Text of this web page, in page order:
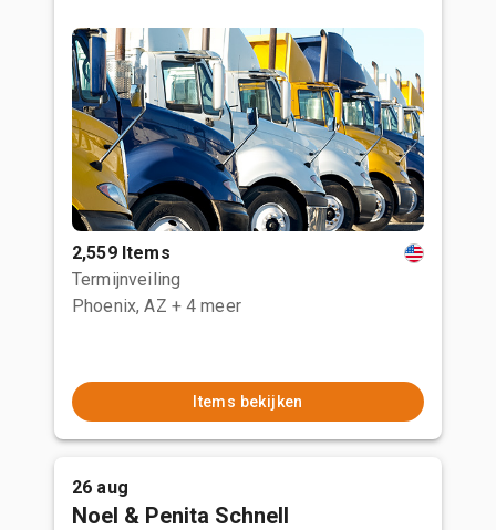
2,559 Items
Termijnveiling
Phoenix, AZ + 4 meer
Items bekijken
26 aug
Noel & Penita Schnell